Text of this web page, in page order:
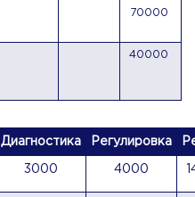
70000
40000
Диагностика Регулировка
3000 4000